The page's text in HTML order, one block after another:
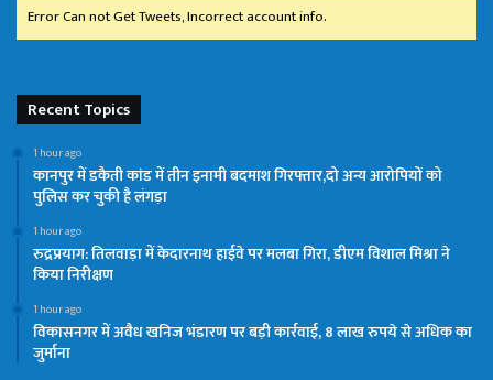
Error Can not Get Tweets, Incorrect account info.
Recent Topics
1 hour ago
कानपुर में डकैती कांड में तीन इनामी बदमाश गिरफ्तार,दो अन्य आरोपियों को
पुलिस कर चुकी है लंगड़ा
1 hour ago
रुद्रप्रयाग: तिलवाड़ा में केदारनाथ हाईवे पर मलबा गिरा, डीएम विशाल मिश्रा ने
किया निरीक्षण
1 hour ago
विकासनगर में अवैध खनिज भंडारण पर बड़ी कार्रवाई, 8 लाख रुपये से अधिक का
जुर्माना